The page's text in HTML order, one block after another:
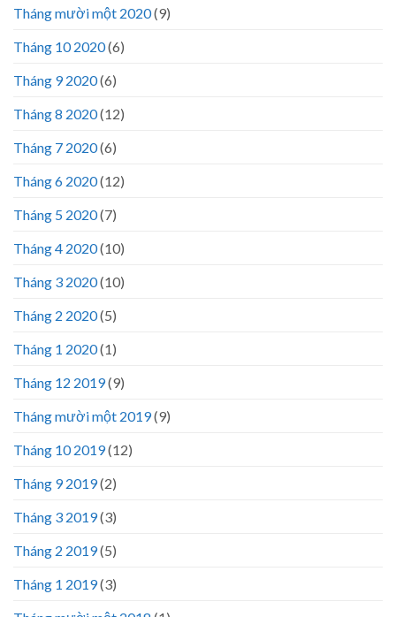
Tháng mười một 2020(9)
Tháng 10 2020(6)
Tháng 9 2020(6)
Tháng 8 2020(12)
Tháng 7 2020(6)
Tháng 6 2020(12)
Tháng 5 2020(7)
Tháng 4 2020(10)
Tháng 3 2020(10)
Tháng 2 2020(5)
Tháng 1 2020(1)
Tháng 12 2019(9)
Tháng mười một 2019(9)
Tháng 10 2019(12)
Tháng 9 2019(2)
Tháng 3 2019(3)
Tháng 2 2019(5)
Tháng 1 2019(3)